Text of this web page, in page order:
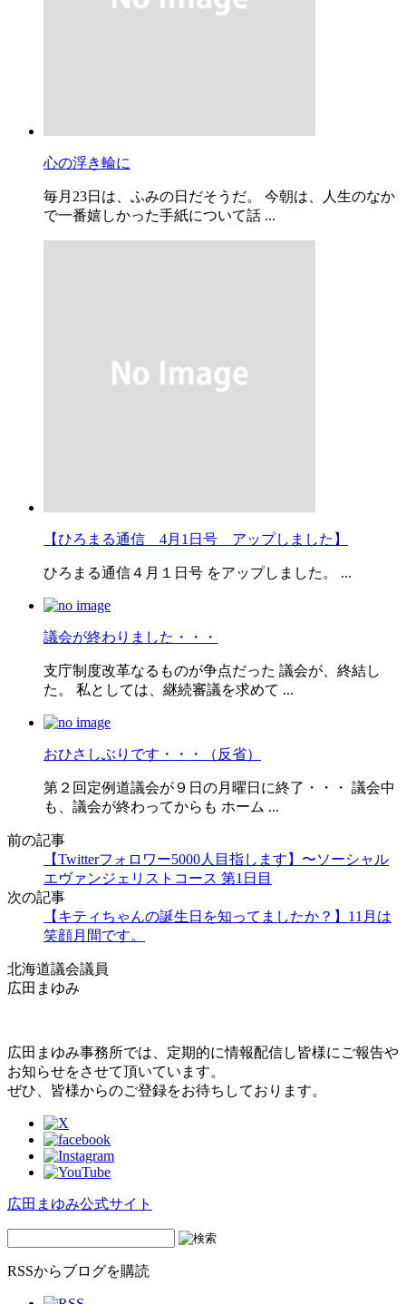
心の浮き輪に
毎月23日は、ふみの日だそうだ。 今朝は、人生のなか
で一番嬉しかった手紙について話 ...
【ひろまる通信 4月1日号 アップしました】
ひろまる通信４月１日号 をアップしました。 ...
議会が終わりました・・・
支庁制度改革なるものが争点だった 議会が、終結し
た。 私としては、継続審議を求めて ...
おひさしぶりです・・・（反省）
第２回定例道議会が９日の月曜日に終了・・・ 議会中
も、議会が終わってからも ホーム ...
前の記事
【Twitterフォロワー5000人目指します】〜ソーシャル
エヴァンジェリストコース 第1日目
次の記事
【キティちゃんの誕生日を知ってましたか？】11月は
笑顔月間です。
北海道議会議員
広田まゆみ
広田まゆみ事務所では、定期的に情報配信し皆様にご報告や
お知らせをさせて頂いています。
ぜひ、皆様からのご登録をお待ちしております。
広田まゆみ公式サイト
RSSからブログを購読